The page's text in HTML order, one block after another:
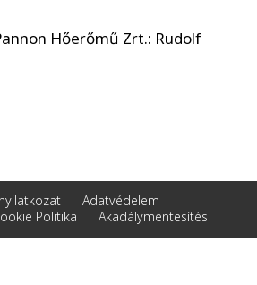
Hőerőmű Zrt.: Rudolf
Adatvédelem
Politika
Akadálymentesítés